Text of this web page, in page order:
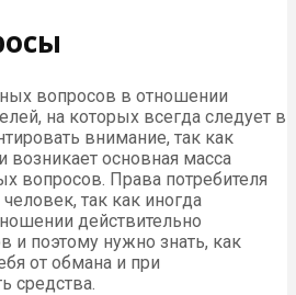
вопросов в отношении
на которых всегда следует в
внимание, так как
возникает основная масса
вопросов. Права потребителя
так как иногда
действительно
и поэтому нужно знать, как
от обмана и при
средства.